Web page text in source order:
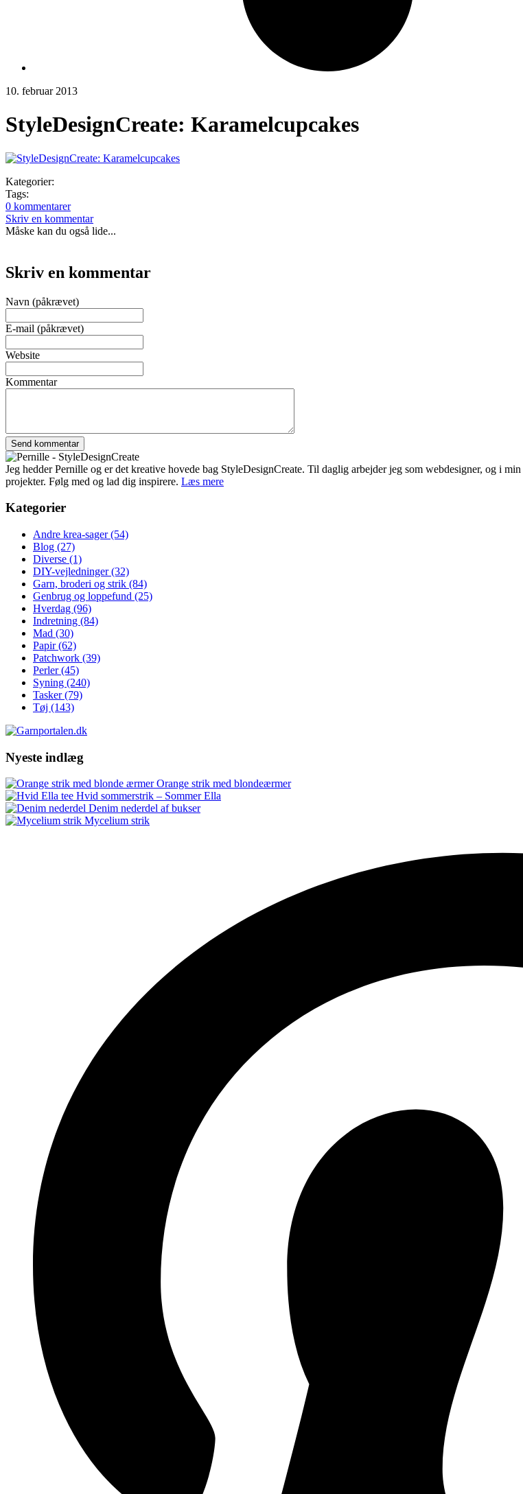
10. februar 2013
StyleDesignCreate: Karamelcupcakes
Kategorier:
Tags:
0 kommentarer
Skriv en kommentar
Måske kan du også lide...
Skriv en kommentar
Navn (påkrævet)
E-mail (påkrævet)
Website
Kommentar
Jeg hedder Pernille og er det kreative hovede bag StyleDesignCreate. Til daglig arbejder jeg som webdesigner, og i
projekter. Følg med og lad dig inspirere. Læs mere
Kategorier
Andre krea-sager(54)
Blog (27)
Diverse (1)
DIY-vejledninger(32)
Garn, broderi og strik (84)
Genbrug og loppefund (25)
Hverdag (96)
Indretning (84)
Mad (30)
Papir(62)
Patchwork (39)
Perler(45)
Syning (240)
Tasker(79)
Tøj (143)
Nyeste indlæg
Orange strik med blondeærmer
Hvid sommerstrik – Sommer Ella
Denim nederdel af bukser
Mycelium strik